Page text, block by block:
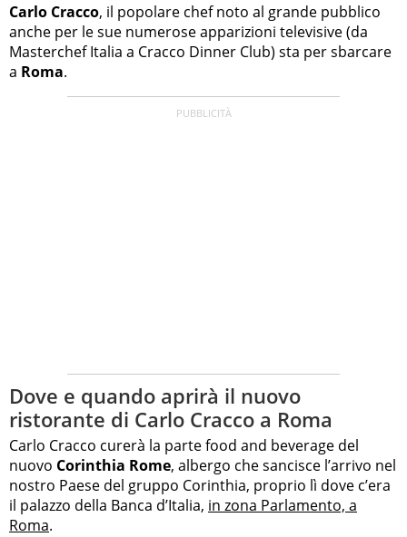
Carlo Cracco, il popolare chef noto al grande pubblico
anche per le sue numerose apparizioni televisive (da
Masterchef Italia a Cracco Dinner Club) sta per sbarcare
a Roma.
Dove e quando aprirà il nuovo
ristorante di Carlo Cracco a Roma
Carlo Cracco curerà la parte food and beverage del
nuovo Corinthia Rome, albergo che sancisce l’arrivo nel
nostro Paese del gruppo Corinthia, proprio lì dove c’era
il palazzo della Banca d’Italia, in zona Parlamento, a
Roma.